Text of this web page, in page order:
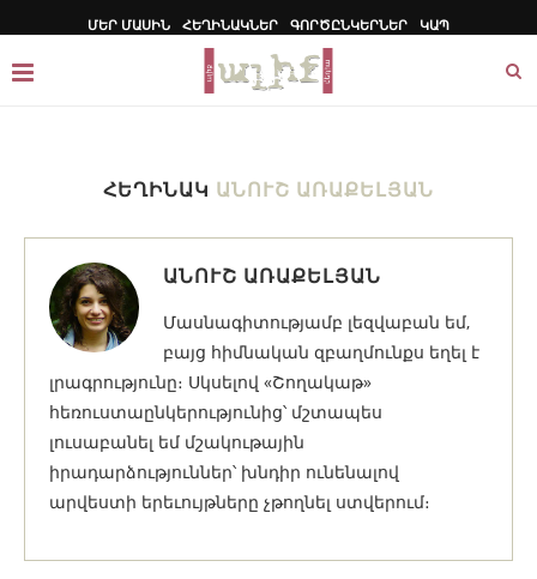
ՄԵՐ ՄԱՍԻՆ ՀԵՂԻՆԱԿՆԵՐ ԳՈՐԾԸՆԿԵՐՆԵՐ ԿԱՊ
ՀԵՂԻՆԱԿ ԱՆՈՒՇ ԱՌԱՔԵԼՅԱՆ
ԱՆՈՒՇ ԱՌԱՔԵԼՅԱՆ
Մասնագիտությամբ լեզվաբան եմ,
բայց հիմնական զբաղմունքս եղել է
լրագրությունը։ Սկսելով «Շողակաթ»
հեռուստաընկերությունից՝ մշտապես
լուսաբանել եմ մշակութային
իրադարձություններ՝ խնդիր ունենալով
արվեստի երեւույթները չթողնել ստվերում։